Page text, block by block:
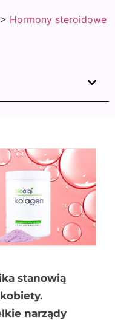
> Hormony steroidowe
stanowią
narządy